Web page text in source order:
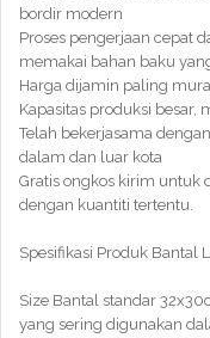
bordir modern
Proses pengerjaan cepat
memakai bahan baku
Harga dijamin paling
Kapasitas produksi
Telah bekerjasama
dalam dan luar kota
Gratis ongkos kirim untuk
dengan kuantiti tertentu.
Spesifikasi Produk Bantal
Size Bantal standar
yang sering digunakan